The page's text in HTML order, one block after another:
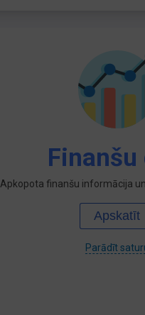
Finanšu
Apkopota finanšu informācija
Apskatīt
Parādīt